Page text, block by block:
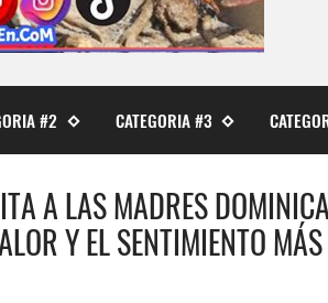
#2 CATEGORIA #3
A LAS MADRES
Y EL SENTIMIENTO